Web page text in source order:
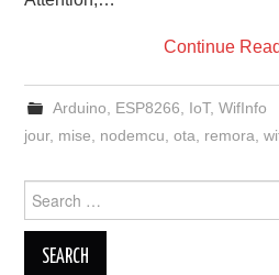
Continue
Arduino ESP8266 IoT, WifInfo
jour, mise nodemcu ,ota remora ,
for: